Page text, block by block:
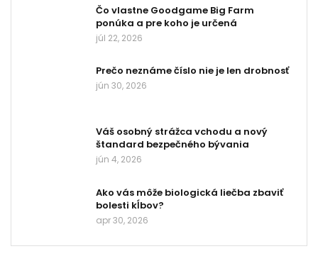
Čo vlastne Goodgame Big Farm
ponúka a pre koho je určená
júl 22, 2026
Prečo neznáme číslo nie je len drobnosť
jún 30, 2026
Váš osobný strážca vchodu a nový
štandard bezpečného bývania
jún 4, 2026
Ako vás môže biologická liečba zbaviť
bolesti kĺbov?
apr 30, 2026